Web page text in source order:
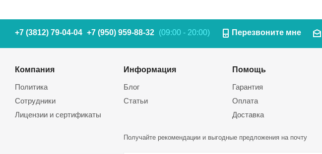
+7 (3812) 79-04-04 +7 (950) 959-88-32 (09:00 - 20:00) Перезвоните мне
Компания
Политика
Сотрудники
Лицензии и сертификаты
Информация
Блог
Статьи
Помощь
Гарантия
Оплата
Доставка
Получайте рекомендации и выгодные предложения на почту